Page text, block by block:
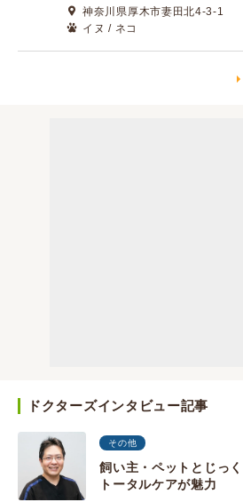
神奈川県厚木市妻田北4-3-1
イヌ / ネコ
ドクターズインタビュー記事
その他
飼い主・ペットとじっ
トータルケアが魅力